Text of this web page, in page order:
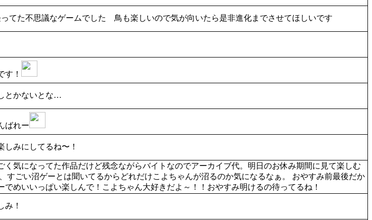
てた不思議なゲームでした 鳥も楽しいので気が向いたら是非進化までさせてほしいです
す！
とかないとな…
ばれー
しみにしてるね〜！
く気になってた作品だけど残念ながらバイトなのでアーカイブ代。明日のお休み期間に見て楽しむ
すごい沼ゲーとは聞いてるからどれだけこよちゃんが沼るのか気になるなぁ。 おやすみ前最後だか
でめいいっぱい楽しんで！こよちゃん大好きだよ～！！おやすみ明けるの待ってるね！
み！